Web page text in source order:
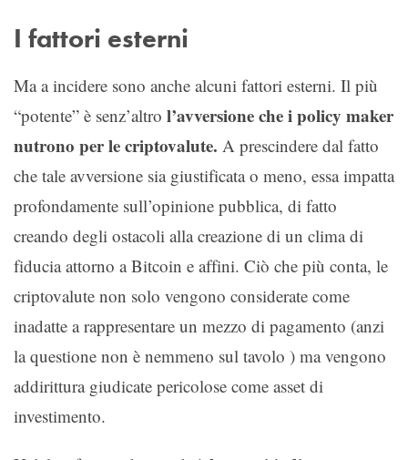
I fattori esterni
Ma a incidere sono anche alcuni fattori esterni. Il più
“potente” è senz’altro l’avversione che i policy maker
nutrono per le criptovalute. A prescindere dal fatto
che tale avversione sia giustificata o meno, essa impatta
profondamente sull’opinione pubblica, di fatto
creando degli ostacoli alla creazione di un clima di
fiducia attorno a Bitcoin e affini. Ciò che più conta, le
criptovalute non solo vengono considerate come
inadatte a rappresentare un mezzo di pagamento (anzi
la questione non è nemmeno sul tavolo ) ma vengono
addirittura giudicate pericolose come asset di
investimento.